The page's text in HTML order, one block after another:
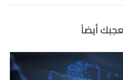
أيضاً